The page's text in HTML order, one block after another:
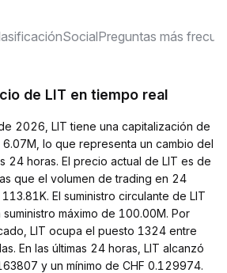
SocialPreguntas más
de LIT en tiempo real
2026, LIT tiene una capitalización de
lo que representa un cambio del
24 horas. El precio actual de LIT es de
que el volumen de trading en 24
El suministro circulante de LIT
máximo de 100.00M. Por
LIT ocupa el puesto 1324 entre
En las últimas 24 horas, LIT alcanzó
y un mínimo de CHF 0.129974.